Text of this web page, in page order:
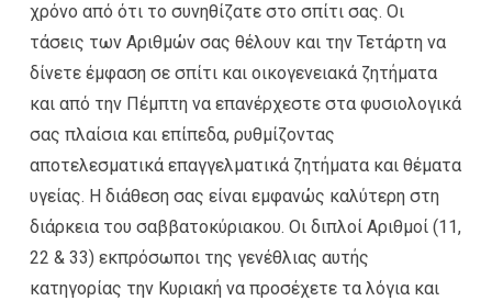
χρόνο από ότι το συνηθίζατε στο σπίτι σας. Οι
τάσεις των Αριθμών σας θέλουν και την Τετάρτη να
δίνετε έμφαση σε σπίτι και οικογενειακά ζητήματα
και από την Πέμπτη να επανέρχεστε στα φυσιολογικά
σας πλαίσια και επίπεδα, ρυθμίζοντας
αποτελεσματικά επαγγελματικά ζητήματα και θέματα
υγείας. Η διάθεση σας είναι εμφανώς καλύτερη στη
διάρκεια του σαββατοκύριακου. Οι διπλοί Αριθμοί (11,
22 & 33) εκπρόσωποι της γενέθλιας αυτής
κατηγορίας την Κυριακή να προσέχετε τα λόγια και